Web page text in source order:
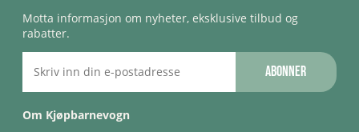
Motta informasjon om nyheter, eksklusive tilbud og
rabatter.
Abonner
Om Kjøpbarnevogn